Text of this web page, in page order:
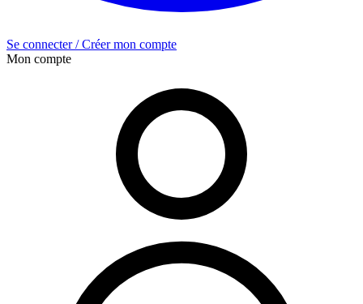
Se connecter / Créer mon compte
Mon compte